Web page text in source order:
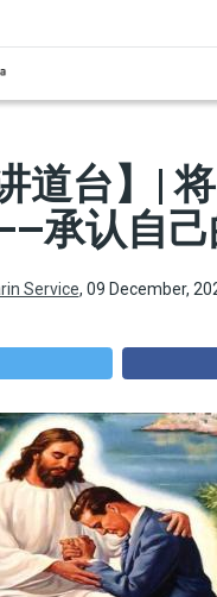
道台】|
承认自
Service, 09 December,